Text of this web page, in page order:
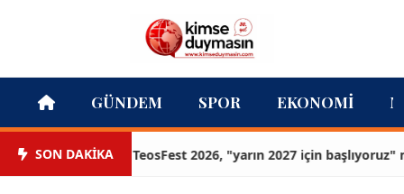
GÜNDEM SPOR EKONOMI
SON DAKİKATeosFest 2026, "yarın 2027 için başlıyoruz"